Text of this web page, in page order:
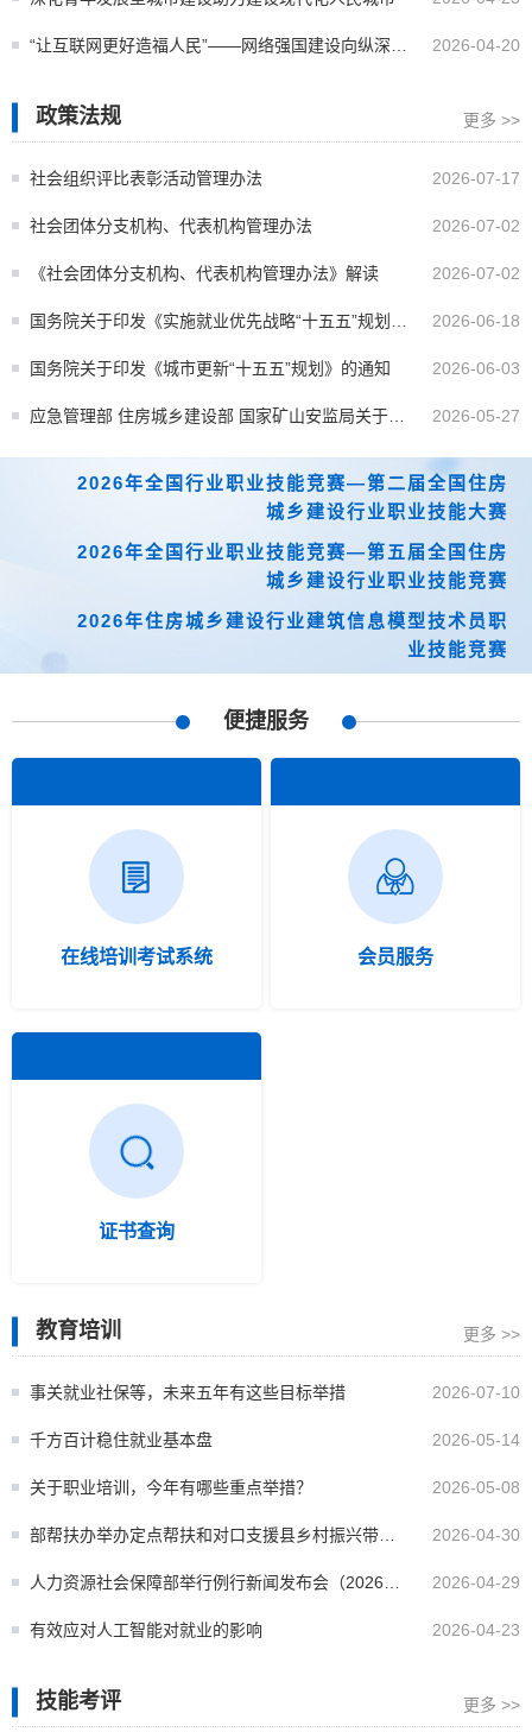
“让互联网更好造福人民”——网络强国建设向纵深推 2026-04-20
政策法规 更多 >>
社会组织评比表彰活动管理办法 2026-07-17
社会团体分支机构、代表机构管理办法 2026-07-02
《社会团体分支机构、代表机构管理办法》解读 2026-07-02
国务院关于印发《实施就业优先战略“十五五”规划》
的通知
2026-06-18
国务院关于印发《城市更新“十五五”规划》的通知 2026-06-03
应急管理部 住房城乡建设部 国家矿山安监局关于印
发《特种作业目录》的通知
2026-05-27
2026年全国行业职业技能竞赛—第二届全国住房
城乡建设行业职业技能大赛
2026年全国行业职业技能竞赛—第五届全国住房
城乡建设行业职业技能竞赛
2026年住房城乡建设行业建筑信息模型技术员职
业技能竞赛
便捷服务
在线培训考试系统 会员服务
证书查询
教育培训 更多 >>
事关就业社保等，未来五年有这些目标举措 2026-07-10
千方百计稳住就业基本盘 2026-05-14
关于职业培训，今年有哪些重点举措？ 2026-05-08
部帮扶办举办定点帮扶和对口支援县乡村振兴带头
人培训班
2026-04-30
人力资源社会保障部举行例行新闻发布会（2026年
4月28日）
2026-04-29
有效应对人工智能对就业的影响 2026-04-23
技能考评 更多 >>